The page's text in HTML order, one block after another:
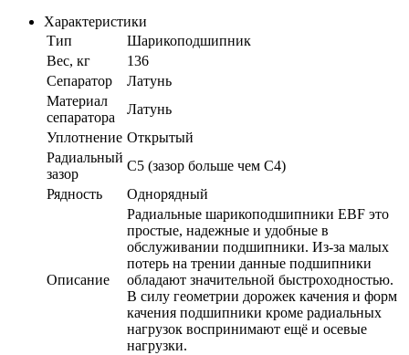
Характеристики
Тип
Шарикоподшипник
Вес, кг
136
Сепаратор
Латунь
Материал
сепаратора
Латунь
Уплотнение Открытый
Радиальный
зазор
C5 (зазор больше чем C4)
Рядность
Однорядный
Описание
Радиальные шарикоподшипники EBF это
простые, надежные и удобные в
обслуживании подшипники. Из-за малых
потерь на трении данные подшипники
обладают значительной быстроходностью.
В силу геометрии дорожек качения и форм
качения подшипники кроме радиальных
нагрузок воспринимают ещё и осевые
нагрузки.